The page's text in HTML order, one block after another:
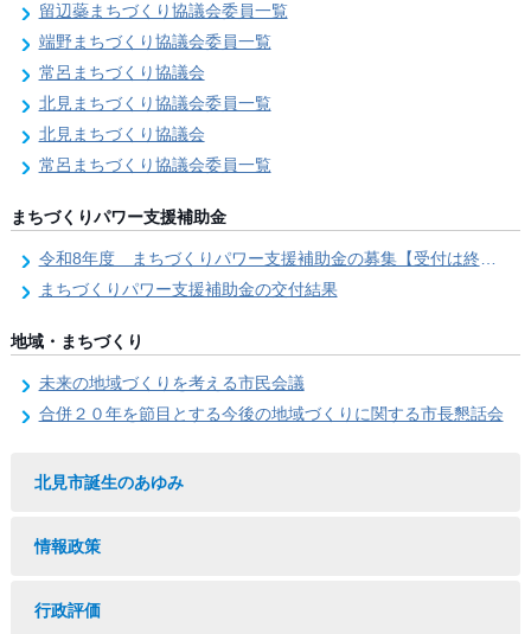
留辺蘂まちづくり協議会委員一覧
端野まちづくり協議会委員一覧
常呂まちづくり協議会
北見まちづくり協議会委員一覧
北見まちづくり協議会
常呂まちづくり協議会委員一覧
まちづくりパワー支援補助金
令和8年度 まちづくりパワー支援補助金の募集【受付は終了しました。】
まちづくりパワー支援補助金の交付結果
地域・まちづくり
未来の地域づくりを考える市民会議
合併２０年を節目とする今後の地域づくりに関する市長懇話会
北見市誕生のあゆみ
情報政策
行政評価